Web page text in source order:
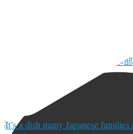
TORJA編集部 | カナダ本部